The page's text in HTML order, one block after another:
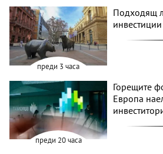
преди 3 часа
Подходящ
преди 20 часа
Горещите
Европа